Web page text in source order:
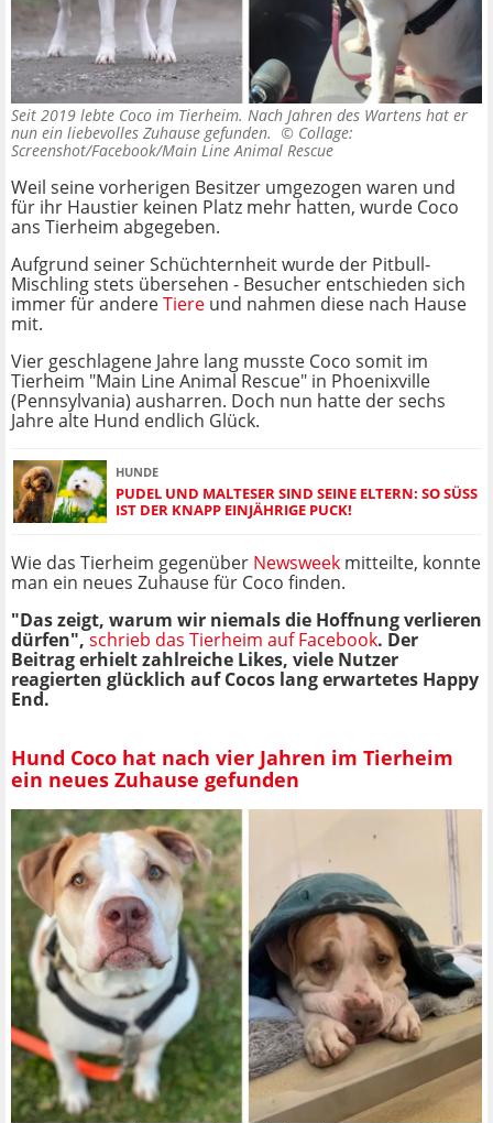
Seit 2019 lebte Coco im Tierheim. Nach Jahren des Wartens hat er
nun ein liebevolles Zuhause gefunden. © Collage:
Screenshot/Facebook/Main Line Animal Rescue
Weil seine vorherigen Besitzer umgezogen waren und
für ihr Haustier keinen Platz mehr hatten, wurde Coco
ans Tierheim abgegeben.
Aufgrund seiner Schüchternheit wurde der Pitbull-
Mischling stets übersehen - Besucher entschieden sich
immer für andereTiere und nahmen diese nach Hause
mit.
Vier geschlagene Jahre lang musste Coco somit im
Tierheim "Main Line Animal Rescue" in Phoenixville
(Pennsylvania) ausharren. Doch nun hatte der sechs
Jahre alte Hund endlich Glück.
HUNDE
PUDEL UND MALTESER SIND SEINE ELTERN: SO SÜSS I
ST DER KNAPP EINJÄHRIGE PUCK!
Wie das Tierheim gegenüber Newsweek mitteilte, konnte
man ein neues Zuhause für Coco finden.
"Das zeigt, warum wir niemals die Hoffnung verlieren
dürfen", schrieb das Tierheim auf Facebook. Der
Beitrag erhielt zahlreiche Likes, viele Nutzer
reagierten glücklich auf Cocos lang erwartetes Happy
End.
Hund Coco hat nach vier Jahren im Tierheim
ein neues Zuhause gefunden